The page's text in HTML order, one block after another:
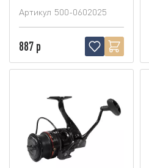
Артикул 500-0602025
887 р